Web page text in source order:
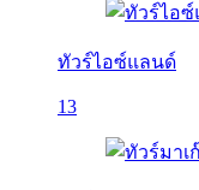
ทัวร์ไอซ์แลนด์
13